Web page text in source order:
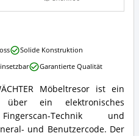
Möbeltresor ist ein
ein elektronisches
Technik und
und Benutzercode. Der
Solide Konstruktion
Garantierte Qualität